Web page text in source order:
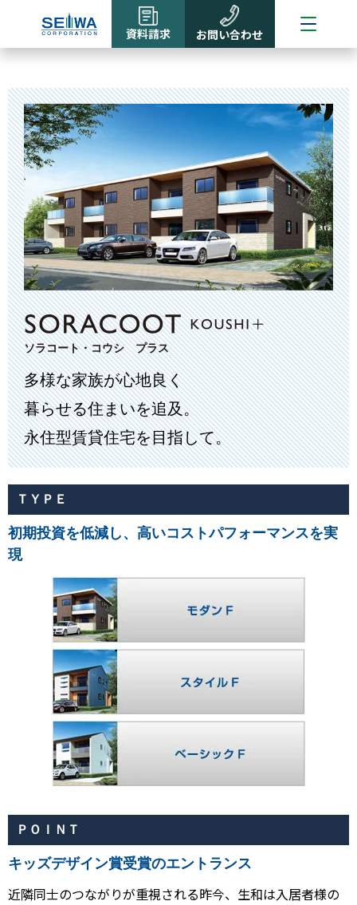
資料請求 お問い合わせ
ソラコート・コウシ プラス
多様な家族が心地良く
暮らせる住まいを追及。
永住型賃貸住宅を目指して。
ＴＹＰＥ
初期投資を低減し、高いコストパフォーマンスを実
現
ＰＯＩＮＴ
キッズデザイン賞受賞のエントランス
近隣同士のつながりが重視される昨今、生和は入居者様の